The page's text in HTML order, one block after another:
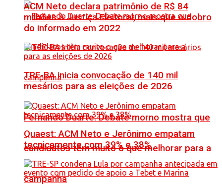
Fernando Duarte: Debate morno mostra que
candidatos têm muito o que melhorar para a
campanha
ACM Neto declara patrimônio de R$ 84
milhões à Justiça Eleitoral, mais que o dobro
do informado em 2022
TRE-BA inicia convocação de 140 mil
mesários para as eleições de 2026
Quaest: ACM Neto e Jerônimo empatam
tecnicamente com 39% e 38%